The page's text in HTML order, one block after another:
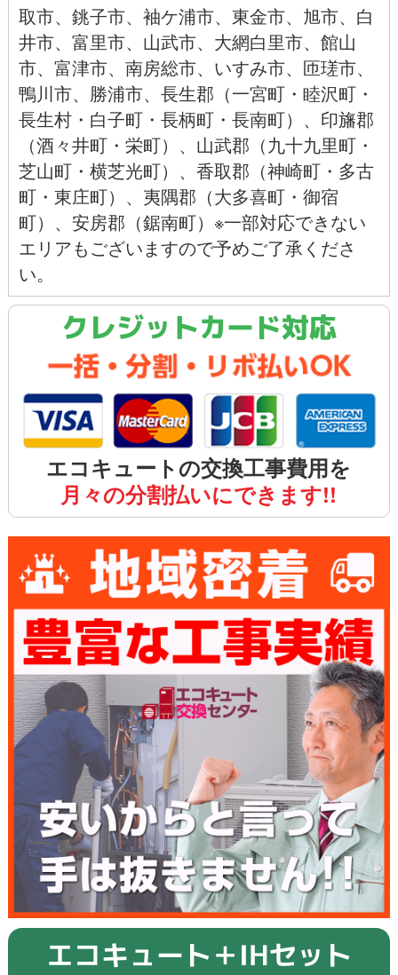
取市、 銚子市、 袖ケ浦市、 東金市、 旭市、 白
井市、 富里市、 山武市、 大網白里市、 館山
市、 富津市、 南房総市、 いすみ市、 匝瑳市、
鴨川市、 勝浦市、長生郡（一宮町・睦沢町・
長生村・白子町・長柄町・長南町）、印旛郡
（酒々井町・栄町）、山武郡（九十九里町・
芝山町・横芝光町）、香取郡（神崎町・多古
町・東庄町）、夷隅郡（大多喜町・御宿
町）、安房郡（鋸南町）※一部対応できない
エリアもございますので予めご了承くださ
い。
クレジットカード対応
エコキュートの交換工事費用を
月々の分割払いにできます!!
エコキュート＋IHセット